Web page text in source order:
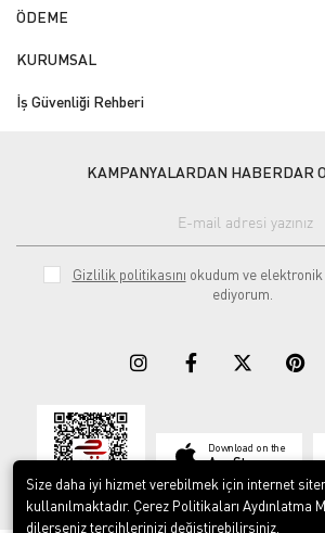
ÖDEME
KURUMSAL
İş Güvenliği Rehberi
KAMPANYALARDAN HABERDAR
Gizlilik politikasını okudum ve elektronik
ediyorum.
Download on the
App Store
Size daha iyi hizmet verebilmek için internet
kullanılmaktadır. Çerez Politikaları Aydınlatma
dilerseniz tercihlerinizi değiştirebilirsiniz.